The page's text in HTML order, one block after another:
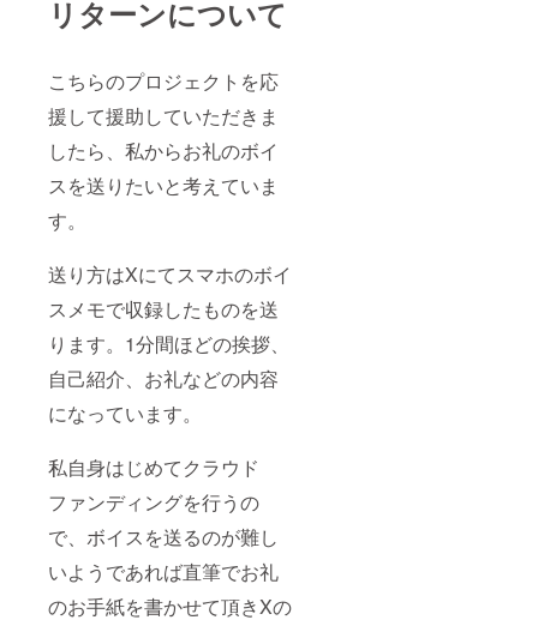
リターンについて
こちらのプロジェクトを応
援して援助していただきま
したら、私からお礼のボイ
スを送りたいと考えていま
す。
送り方はXにてスマホのボイ
スメモで収録したものを送
ります。1分間ほどの挨拶、
自己紹介、お礼などの内容
になっています。
私自身はじめてクラウド
ファンディングを行うの
で、ボイスを送るのが難し
いようであれば直筆でお礼
のお手紙を書かせて頂きXの